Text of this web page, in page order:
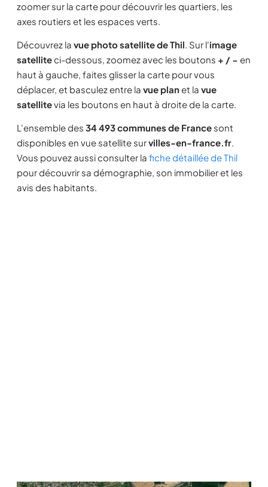
zoomer sur la carte pour découvrir les quartiers, les
axes routiers et les espaces verts.
Découvrez la vue photo satellite de Thil. Sur l'image
satelliteci-dessous, zoomez avec les boutons + / − en
haut à gauche, faites glisser la carte pour vous
déplacer, et basculez entre la vue planet la vue
satellitevia les boutons en haut à droite de la carte.
L'ensemble des 34 493 communes de France sont
disponibles en vue satellite survilles-en-france.fr.
Vous pouvez aussi consulter la fiche détaillée de Thil
pour découvrir sa démographie, son immobilier et les
avis des habitants.